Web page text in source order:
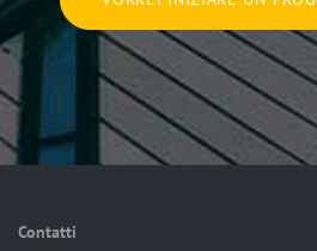
Contatti